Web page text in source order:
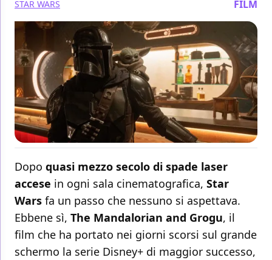
STAR WARS FILM
Dopo quasi mezzo secolo di spade laser
accese in ogni sala cinematografica, Star
Wars fa un passo che nessuno si aspettava.
Ebbene sì, The Mandalorian and Grogu, il
film che ha portato nei giorni scorsi sul grande
schermo la serie Disney+ di maggior successo,